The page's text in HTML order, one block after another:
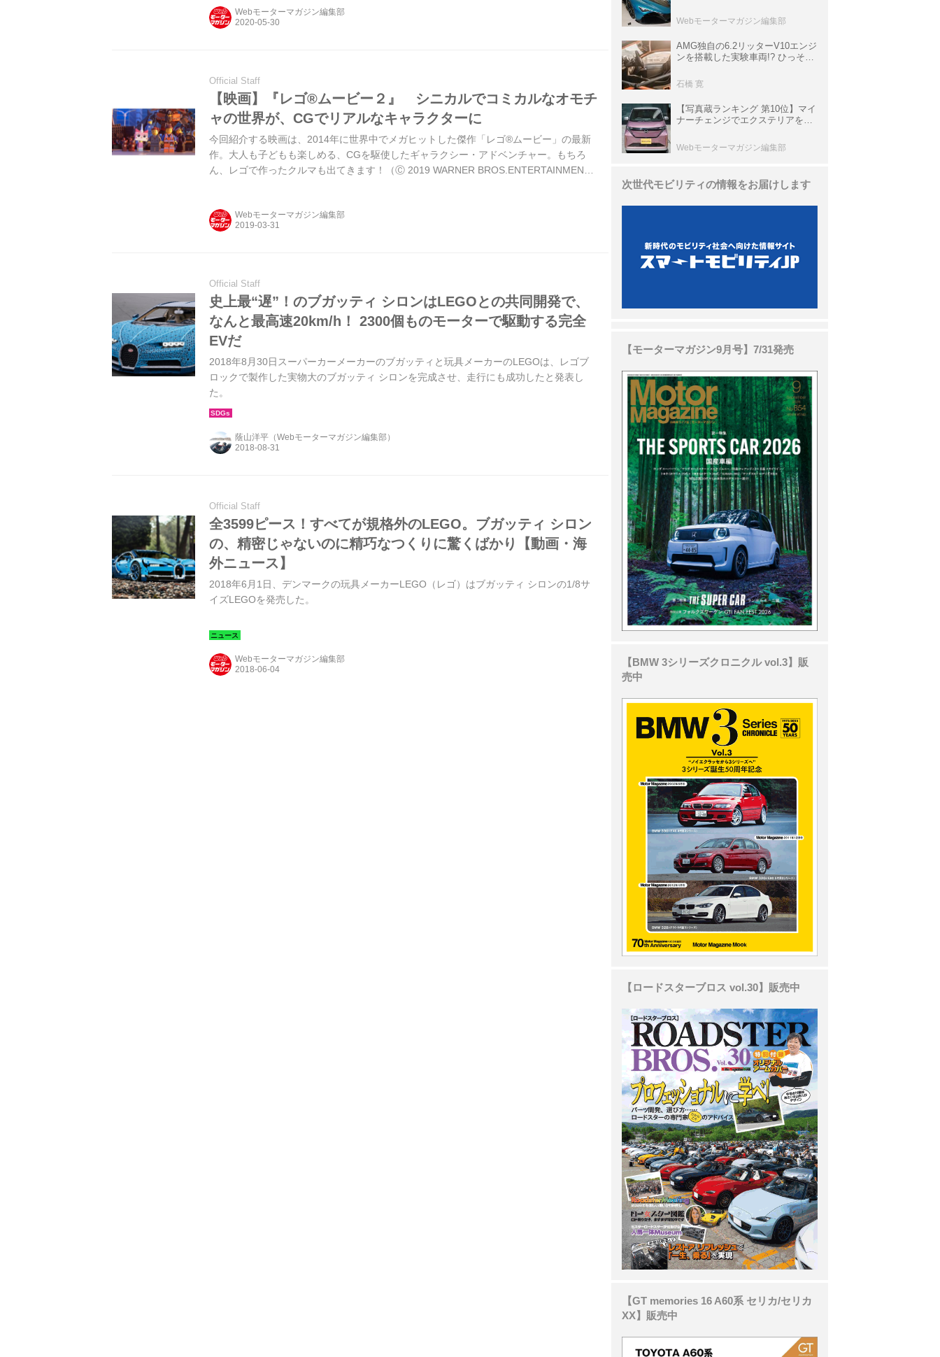
Webモーターマガジン編集部
Official Staff
【映画】『レゴ®︎ムービー２』 シニカルでコミカルなオモチ
ャの世界が、CGでリアルなキャラクターに
今回紹介する映画は、2014年に世界中でメガヒットした傑作「レゴ®︎ムービー」の最新
作。大人も子どもも楽しめる、CGを駆使したギャラクシー・アドベンチャー。もちろ
ん、レゴで作ったクルマも出てきます！（Ⓒ 2019 WARNER BROS.ENTERTAINMENT
Webモーターマガジン編集部
Official Staff
史上最“遅”！のブガッティ シロンはLEGOとの共同開発で、
なんと最高速20km/h！ 2300個ものモーターで駆動する完全
EVだ
2018年8月30日スーパーカーメーカーのブガッティと玩具メーカーのLEGOは、レゴブ
ロックで製作した実物大のブガッティ シロンを完成させ、走行にも成功したと発表し
た。
蔭山洋平（Webモーターマガジン編集部）
Official Staff
全3599ピース！すべてが規格外のLEGO。ブガッティ シロン
の、精密じゃないのに精巧なつくりに驚くばかり【動画・海
外ニュース】
2018年6月1日、デンマークの玩具メーカーLEGO（レゴ）はブガッティ シロンの1/8サ
イズLEGOを発売した。
Webモーターマガジン編集部
イパーカー【スーパーカークロニ
クル・完全版／116】
Webモーターマガジン編集部
AMG独自の6.2リッターV10エンジ
ンを搭載した実験車両!? ひっそり
P900 プロトタイプ」とは
石橋 寛
【写真蔵ランキング 第10位】マイ
ナーチェンジでエクステリアを刷
クラ」
Webモーターマガジン編集部
次世代モビリティの情報をお届けします
【モーターマガジン9月号】7/31発売
【BMW 3シリーズクロニクル vol.3】販
売中
【ロードスターブロス vol.30】販売中
【GT memories 16 A60系 セリカ/セリカ
XX】販売中